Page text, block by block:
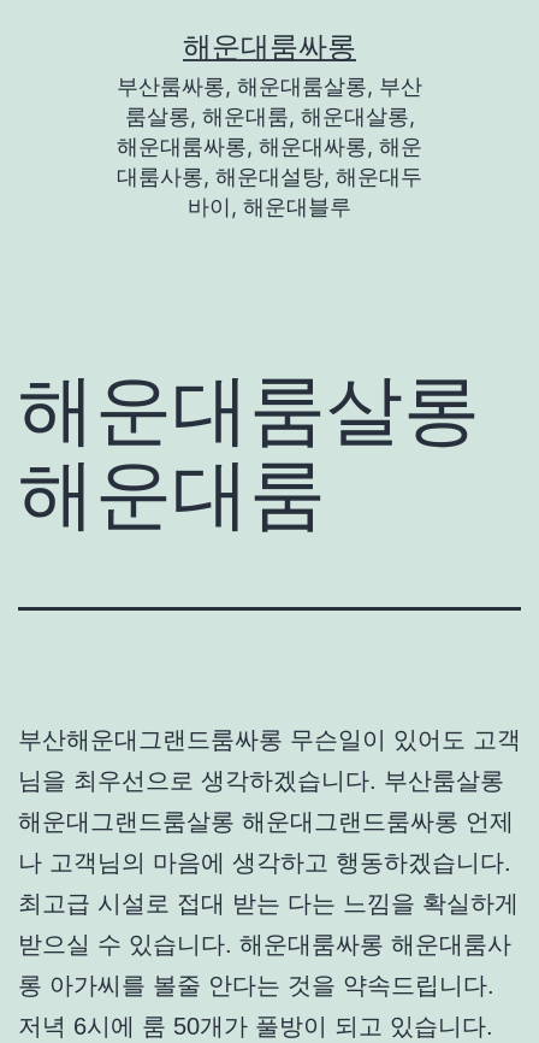
해운대룸싸롱
부산룸싸롱, 해운대룸살롱, 부산
룸살롱, 해운대룸, 해운대살롱,
해운대룸싸롱, 해운대싸롱, 해운
대룸사롱, 해운대설탕, 해운대두
바이, 해운대블루
해운대룸살롱
해운대룸
부산해운대그랜드룸싸롱 무슨일이 있어도 고객
님을 최우선으로 생각하겠습니다. 부산룸살롱
해운대그랜드룸살롱 해운대그랜드룸싸롱 언제
나 고객님의 마음에 생각하고 행동하겠습니다.
최고급 시설로 접대 받는 다는 느낌을 확실하게
받으실 수 있습니다. 해운대룸싸롱 해운대룸사
롱 아가씨를 볼줄 안다는 것을 약속드립니다.
저녁 6시에 룸 50개가 풀방이 되고 있습니다.